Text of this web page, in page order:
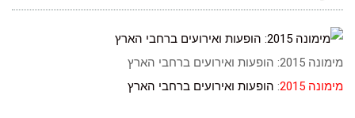
מימונה 2015: הופעות ואירועים ברחבי הארץ
מימונה 2015
: הופעות ואירועים ברחבי הארץ